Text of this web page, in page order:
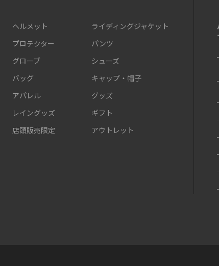
ヘルメット
ライディングジャケット
プロテクター
パンツ
グローブ
シューズ
バッグ
キャップ・帽子
アパレル
グッズ
レイングッズ
ギフト
店頭販売限定
アウトレット